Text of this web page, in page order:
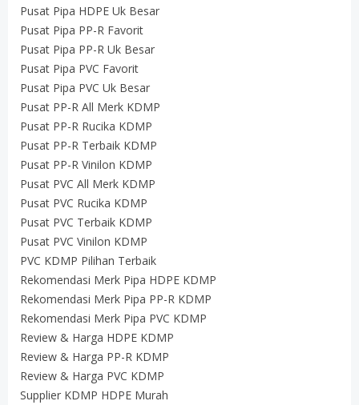
Pusat Pipa HDPE Uk Besar
Pusat Pipa PP-R Favorit
Pusat Pipa PP-R Uk Besar
Pusat Pipa PVC Favorit
Pusat Pipa PVC Uk Besar
Pusat PP-R All Merk KDMP
Pusat PP-R Rucika KDMP
Pusat PP-R Terbaik KDMP
Pusat PP-R Vinilon KDMP
Pusat PVC All Merk KDMP
Pusat PVC Rucika KDMP
Pusat PVC Terbaik KDMP
Pusat PVC Vinilon KDMP
PVC KDMP Pilihan Terbaik
Rekomendasi Merk Pipa HDPE KDMP
Rekomendasi Merk Pipa PP-R KDMP
Rekomendasi Merk Pipa PVC KDMP
Review & Harga HDPE KDMP
Review & Harga PP-R KDMP
Review & Harga PVC KDMP
Supplier KDMP HDPE Murah